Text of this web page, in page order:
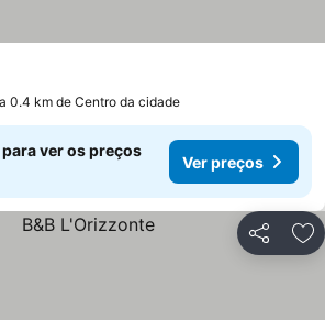
a 0.4 km de Centro da cidade
ver os preços
Ver preços
Partilhar